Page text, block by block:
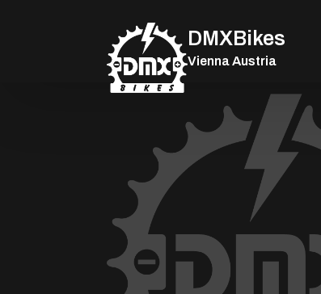
DMXBikes
Vienna Austria